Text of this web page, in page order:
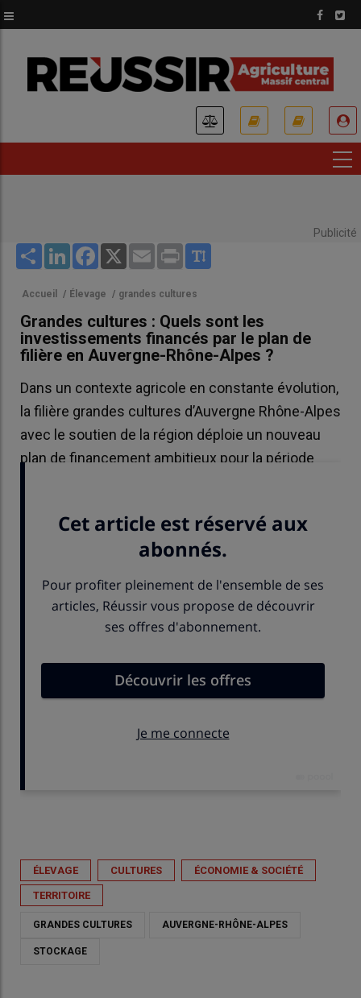
au
principal
Publicité
Share LinkedInFacebook
X Email Print
Accueil / Élevage / grandes cultures
Grandes cultures : Quels sont les
investissements financés par le plan de
filière en Auvergne-Rhône-Alpes ?
Dans un contexte agricole en constante évolution,
la filière grandes cultures d’Auvergne Rhône-Alpes
avec le soutien de la région déploie un nouveau
plan de financement ambitieux pour la période
ÉLEVAGE CULTURES ÉCONOMIE & SOCIÉTÉ
TERRITOIRE
GRANDES CULTURES AUVERGNE-RHÔNE-ALPES
STOCKAGE